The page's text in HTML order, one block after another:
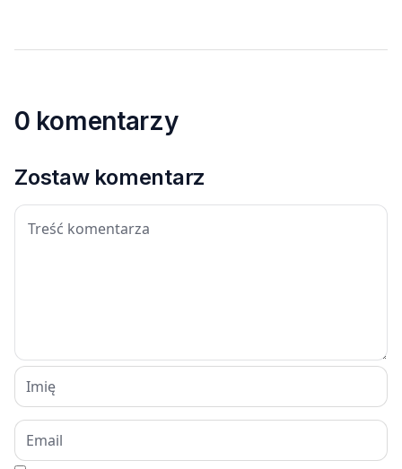
0 komentarzy
Zostaw komentarz